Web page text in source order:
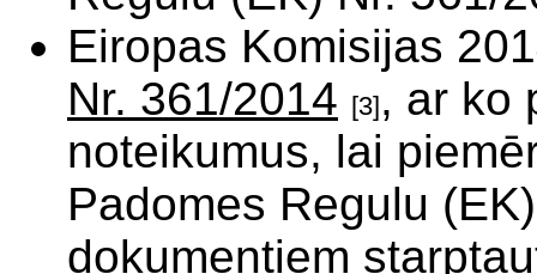
Eiropas Komisijas
Nr. 361/2014 [3] , ar ko
noteikumus, lai
Padomes Regulu
dokumentiem